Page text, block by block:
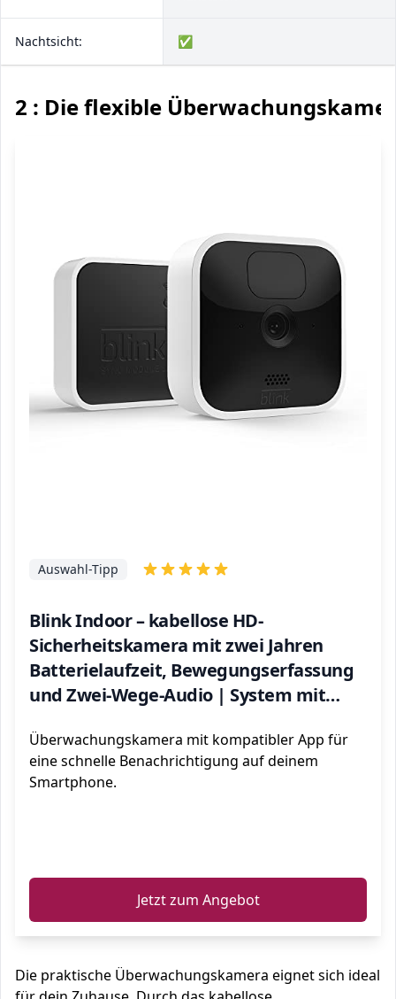
Nachtsicht: ✅
2 : Die flexible
Blink Indoor – kabellose HD-
Sicherheitskamera mit zwei Jahren
Batterielaufzeit, Bewegungserfassung
und Zwei-Wege-Audio | System mit
Auswahl-Tipp
Überwachungskamera mit kompatibler App für
eine schnelle Benachrichtigung auf deinem
Smartphone.
Jetzt zum Angebot
Die praktische Überwachungskamera eignet sich ideal